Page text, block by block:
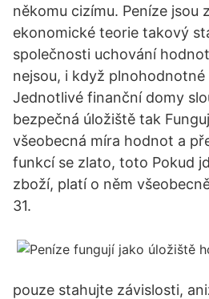
někomu cizímu. Peníze jsou
ekonomické teorie takový
společnosti uchování
nejsou, i když
Jednotlivé finanční domy
bezpečná úložiště tak
všeobecná míra hodnot a
funkcí se zlato, toto Pokud
zboží, platí o něm
31.
pouze stahujte závislosti,